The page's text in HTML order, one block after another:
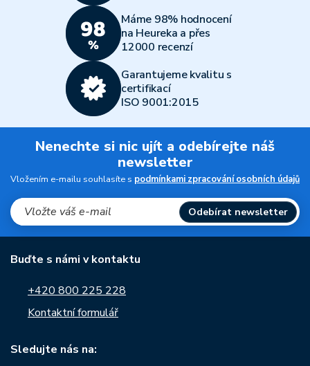
Máme 98% hodnocení
na Heureka a přes
12000 recenzí
Garantujeme kvalitu s
certifikací
ISO 9001:2015
Nenechte si nic ujít a odebírejte náš
newsletter
Vložením e-mailu souhlasíte s podmínkami zpracování osobních údajů
Odebírat newsletter
Buďte s námi v kontaktu
+420 800 225 228
Kontaktní formulář
Sledujte nás na: